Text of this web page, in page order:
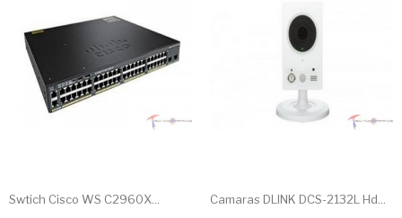
Swtich Cisco WS C2960X...
Camaras DLINK DCS-2132L Hd...